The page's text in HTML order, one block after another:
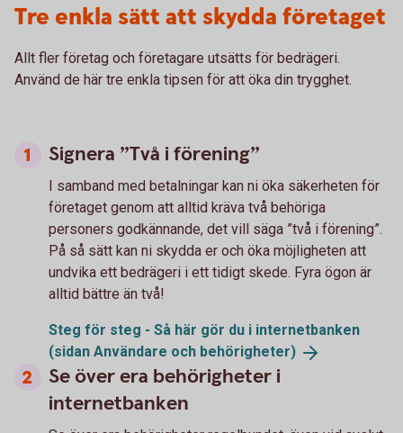
Tre enkla sätt att skydda företaget
Allt fler företag och företagare utsätts för bedrägeri.
Använd de här tre enkla tipsen för att öka din trygghet.
Signera ”Två i förening”
I samband med betalningar kan ni öka säkerheten för
företaget genom att alltid kräva två behöriga
personers godkännande, det vill säga ”två i förening”.
På så sätt kan ni skydda er och öka möjligheten att
undvika ett bedrägeri i ett tidigt skede. Fyra ögon är
alltid bättre än två!
Steg för steg - Så här gör du i internetbanken
(sidan Användare och behörigheter)
Se över era behörigheter i
internetbanken